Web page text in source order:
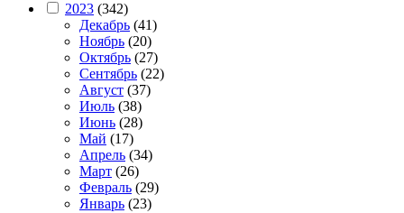
2023 (342)
Декабрь (41)
Ноябрь (20)
Октябрь (27)
Сентябрь (22)
Август (37)
Июль (38)
Июнь (28)
Май (17)
Апрель (34)
Март (26)
Февраль (29)
Январь (23)